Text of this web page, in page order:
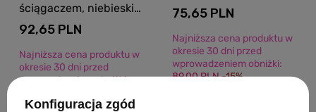
ściągaczem, niebieskie,
Playshoes
92,65 PLN
Najniższa cena produktu w
okresie 30 dni przed
wprowadzeniem obniżki:
75,65 PLN
Najniższa cena produktu w
okresie 30 dni przed
wprowadzeniem obniżki:
89,00 PLN-15%
Konfiguracja zgód